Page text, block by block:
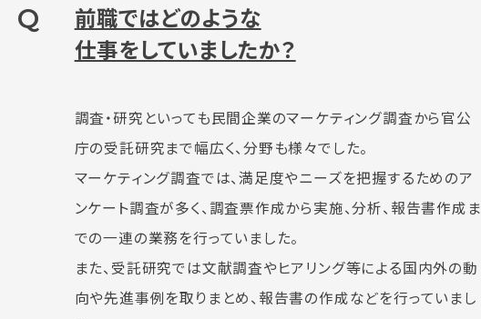
Q
前職ではどのような
仕事をしていましたか？
調査・研究といっても民間企業のマーケティング調査から官公
庁の受託研究まで幅広く、分野も様々でした。
マーケティング調査では、満足度やニーズを把握するためのア
ンケート調査が多く、調査票作成から実施、分析、報告書作成ま
での一連の業務を行っていました。
また、受託研究では文献調査やヒアリング等による国内外の動
向や先進事例を取りまとめ、報告書の作成などを行っていまし